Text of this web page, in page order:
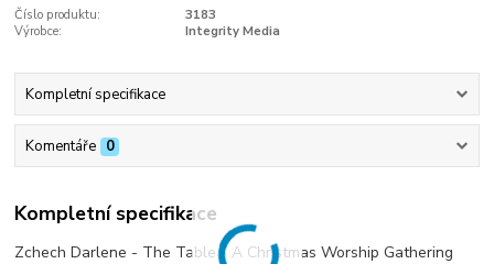
Číslo produktu:
3183
Výrobce:
Integrity Media
Kompletní specifikace
Komentáře 0
Kompletní specifikace
Zchech Darlene - The Table - A Christmas Worship Gathering